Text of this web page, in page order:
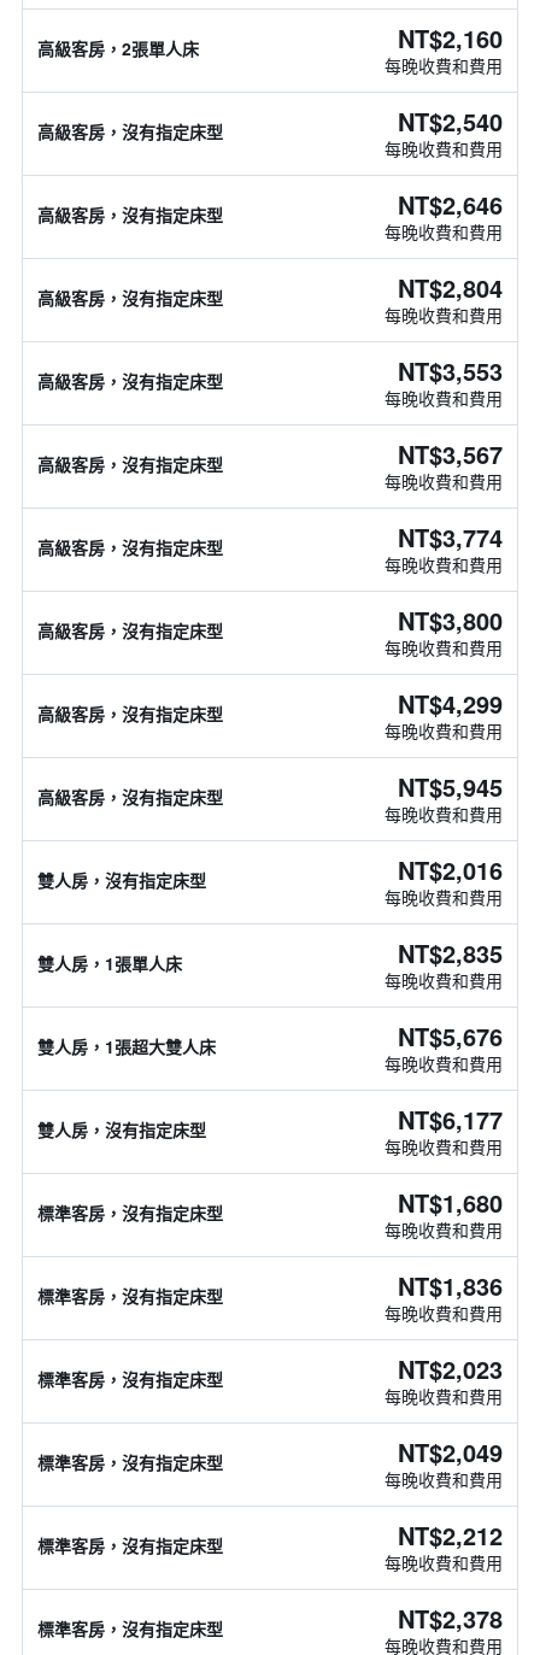
高級客房，2張單人床 NT$2,160
每晚收費和費用
高級客房，沒有指定床型 NT$2,540
每晚收費和費用
高級客房，沒有指定床型 NT$2,646
每晚收費和費用
高級客房，沒有指定床型 NT$2,804
每晚收費和費用
高級客房，沒有指定床型 NT$3,553
每晚收費和費用
高級客房，沒有指定床型 NT$3,567
每晚收費和費用
高級客房，沒有指定床型 NT$3,774
每晚收費和費用
高級客房，沒有指定床型 NT$3,800
每晚收費和費用
高級客房，沒有指定床型 NT$4,299
每晚收費和費用
高級客房，沒有指定床型 NT$5,945
每晚收費和費用
雙人房，沒有指定床型 NT$2,016
每晚收費和費用
雙人房，1張單人床 NT$2,835
每晚收費和費用
雙人房，1張超大雙人床 NT$5,676
每晚收費和費用
雙人房，沒有指定床型 NT$6,177
每晚收費和費用
標準客房，沒有指定床型 NT$1,680
每晚收費和費用
標準客房，沒有指定床型 NT$1,836
每晚收費和費用
標準客房，沒有指定床型 NT$2,023
每晚收費和費用
標準客房，沒有指定床型 NT$2,049
每晚收費和費用
標準客房，沒有指定床型 NT$2,212
每晚收費和費用
標準客房，沒有指定床型 NT$2,378
每晚收費和費用